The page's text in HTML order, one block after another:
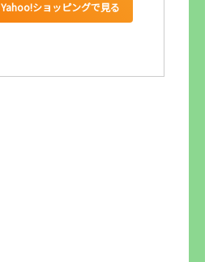
Yahoo!ショッピングで見る